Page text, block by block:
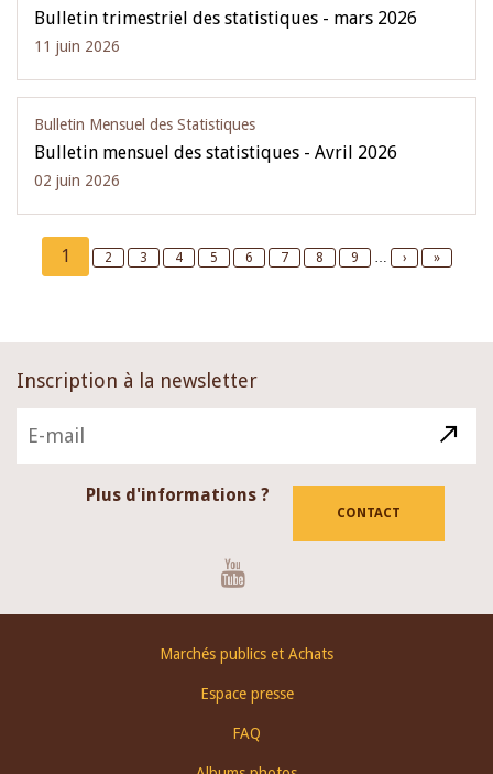
Bulletin trimestriel des statistiques - mars 2026
11 juin 2026
Bulletin Mensuel des Statistiques
Bulletin mensuel des statistiques - Avril 2026
02 juin 2026
Pagination
Current
page
1 Page
2 Page
3 Page
4 Page
5 Page
6 Page
7 Page
8 Page
9 …
Next
›
Last
»
Inscription à la newsletter
Plus d'informations ?
CONTACT
Marchés publics et Achats
Espace presse
FAQ